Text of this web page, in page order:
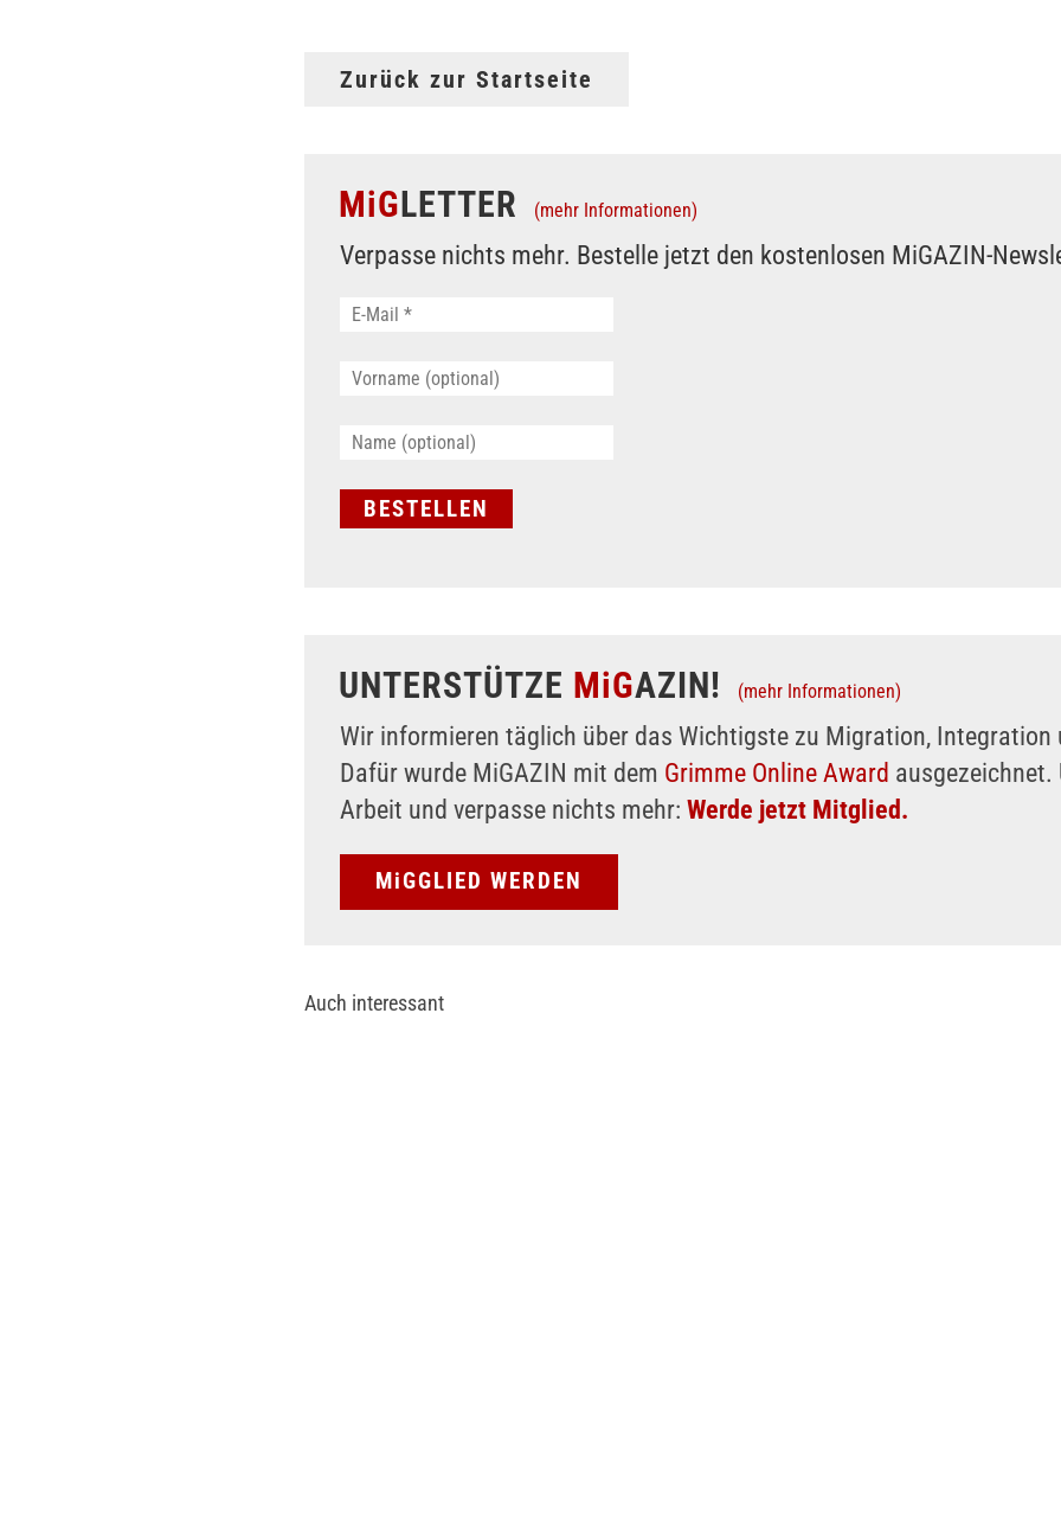
Zurück zur Startseite
MiGLETTER (mehr Informationen)
Verpasse nichts mehr. Bestelle jetzt den kostenlosen MiGAZIN-
UNTERSTÜTZE MiGAZIN! (mehr Informationen)
Wir informieren täglich über das Wichtigste zu Migration, Integration
Dafür wurde MiGAZIN mit dem Grimme Online Award
Arbeit und verpasse nichts mehr: Werde jetzt Mitglied.
MiGGLIED WERDEN
Auch interessant